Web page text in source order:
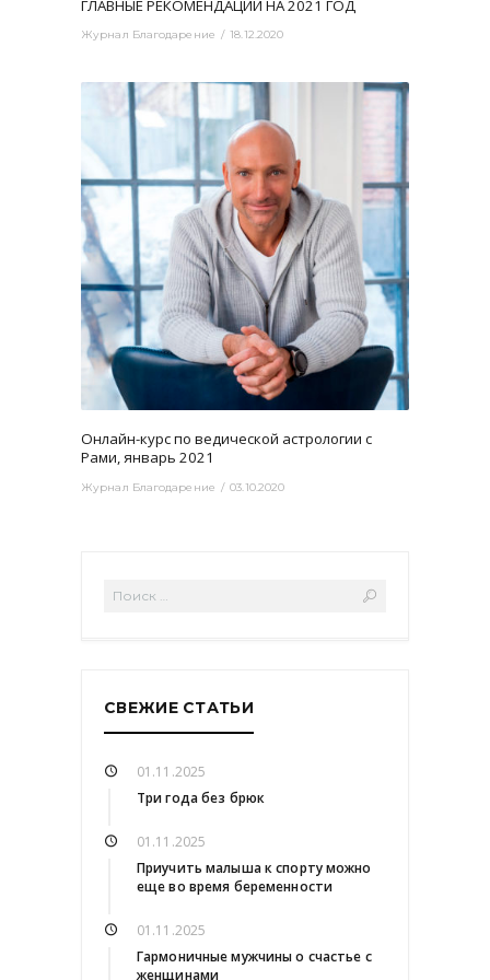
ГЛАВНЫЕ РЕКОМЕНДАЦИИ НА 2021 ГОД
Журнал Благодарение 18.12.2020
Онлайн-курс по ведической астрологии с
Рами, январь 2021
Журнал Благодарение 03.10.2020
СВЕЖИЕ СТАТЬИ
01.11.2025
Три года без брюк
01.11.2025
Приучить малыша к спорту можно
еще во время беременности
01.11.2025
Гармоничные мужчины о счастье с
женщинами